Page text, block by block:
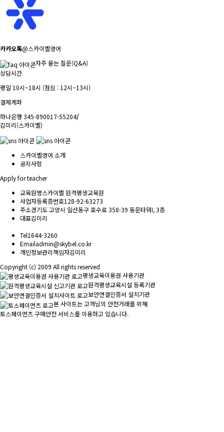
카카오톡@스카이벨영어
자주 묻는 질문(Q&A)
상담시간
평일 10시~18시 (점심 : 12시~13시)
결제계좌
하나은행 345-890017-55204/
김미리(스카이벨)
스카이벨영어 소개
공지사항
Apply for teacher
교육원명스카이벨 원격평생교육원
사업자등록증번호128-92-63273
주소경기도 고양시 일산동구 호수로 358-39 동문타워I, 3층
대표김미리
Tel1644-3260
Emailadmin@skybel.co.kr
개인정보관리책임자김미리
Copyright (c) 2009 All rights reserved
평생교육이용권 사용기관
원격평생교육시설 등록기관
보안연결인증서 설치기관
본 사이트는 고객님의 안전거래를 위해
토스페이먼츠 구매안전 서비스를 이용하고 있습니다.